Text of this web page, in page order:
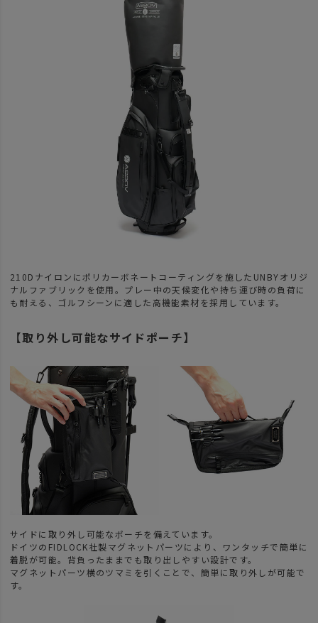
210Dナイロンにポリカーボネートコーティングを施したUNBYオリジ
ナルファブリックを使用。プレー中の天候変化や持ち運び時の負荷に
も耐える、ゴルフシーンに適した高機能素材を採用しています。
【取り外し可能なサイドポーチ】
サイドに取り外し可能なポーチを備えています。
ドイツのFIDLOCK社製マグネットパーツにより、ワンタッチで簡単に
着脱が可能。背負ったままでも取り出しやすい設計です。
マグネットパーツ横のツマミを引くことで、簡単に取り外しが可能で
す。